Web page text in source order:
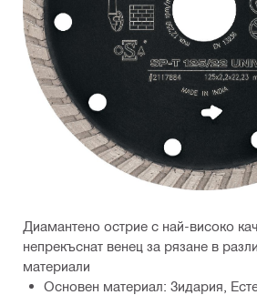
Диамантено острие с най-високо
непрекъснат венец за рязане в
материали
Основен материал: Зидария,